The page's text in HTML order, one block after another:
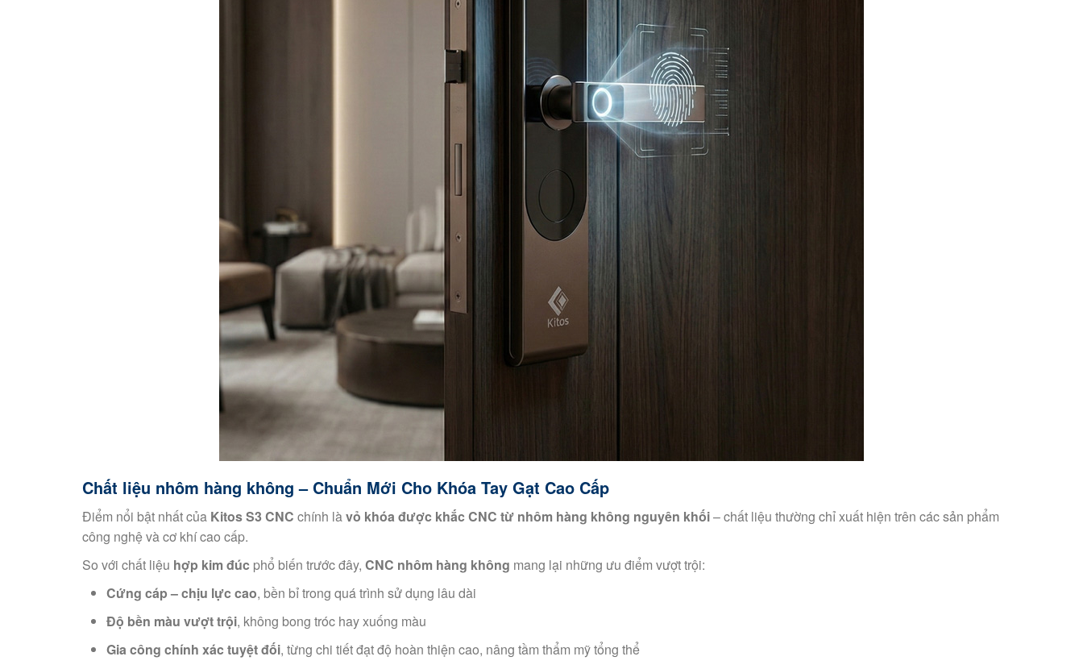
Chất liệu nhôm hàng không – Chuẩn Mới Cho Khóa Tay Gạt Cao Cấp
Điểm nổi bật nhất của Kitos S3 CNC chính làvỏ khóa được khắc CNC từ nhôm hàng không nguyên khối– chất liệu thường chỉ xuất hiện trên các sản phẩm
công nghệ và cơ khí cao cấp.
So với chất liệu hợp kim đúc phổ biến trước đây, CNC nhôm hàng không mang lại những ưu điểm vượt trội:
Cứng cáp – chịu lực cao, bền bỉ trong quá trình sử dụng lâu dài
Độ bền màu vượt trội, không bong tróc hay xuống màu
Gia công chính xác tuyệt đối, từng chi tiết đạt độ hoàn thiện cao, nâng tầm thẩm mỹ tổng thể